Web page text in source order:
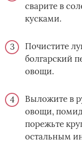
сварите в
кусками.
Почистите
болгарский
овощи.
Выложите в
овощи,
порежьте
остальным